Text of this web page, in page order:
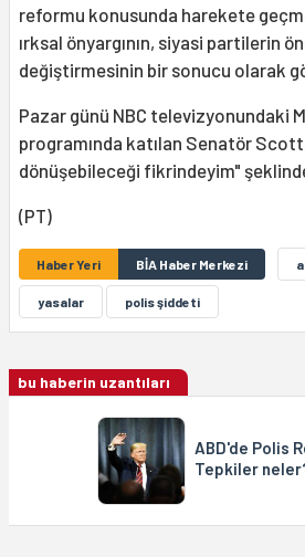
reformu konusunda harekete
ırksal önyargının, siyasi partilerin
değiştirmesinin bir sonucu olarak
Pazar günü NBC televizyonundaki
programında katılan Senatör
dönüşebileceği fikrindeyim"
(PT)
Haber Yeri BİA Haber Merkezi
yasalar polis şiddeti
bu haberin uzantıları
ABD'de Polis
Tepkiler